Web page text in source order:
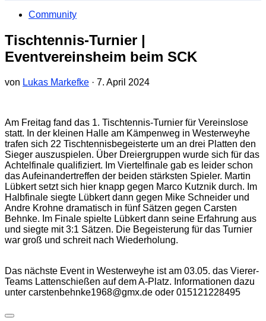
Community
Tischtennis-Turnier |
Eventvereinsheim beim SCK
von Lukas Markefke · 7. April 2024
Am Freitag fand das 1. Tischtennis-Turnier für Vereinslose
statt. In der kleinen Halle am Kämpenweg in Westerweyhe
trafen sich 22 Tischtennisbegeisterte um an drei Platten den
Sieger auszuspielen. Über Dreiergruppen wurde sich für das
Achtelfinale qualifiziert. Im Viertelfinale gab es leider schon
das Aufeinandertreffen der beiden stärksten Spieler. Martin
Lübkert setzt sich hier knapp gegen Marco Kutznik durch. Im
Halbfinale siegte Lübkert dann gegen Mike Schneider und
Andre Krohne dramatisch in fünf Sätzen gegen Carsten
Behnke. Im Finale spielte Lübkert dann seine Erfahrung aus
und siegte mit 3:1 Sätzen. Die Begeisterung für das Turnier
war groß und schreit nach Wiederholung.
Das nächste Event in Westerweyhe ist am 03.05. das Vierer-
Teams Lattenschießen auf dem A-Platz. Informationen dazu
unter carstenbehnke1968@gmx.de oder 015121228495